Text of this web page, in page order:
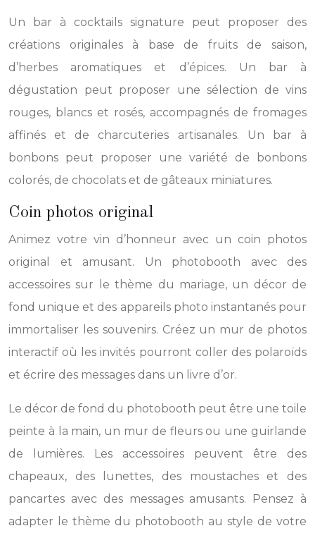
Un bar à cocktails signature peut proposer des
créations originales à base de fruits de saison,
d’herbes aromatiques et d’épices. Un bar à
dégustation peut proposer une sélection de vins
rouges, blancs et rosés, accompagnés de fromages
affinés et de charcuteries artisanales. Un bar à
bonbons peut proposer une variété de bonbons
colorés, de chocolats et de gâteaux miniatures.
Coin photos original
Animez votre vin d’honneur avec un coin photos
original et amusant. Un photobooth avec des
accessoires sur le thème du mariage, un décor de
fond unique et des appareils photo instantanés pour
immortaliser les souvenirs. Créez un mur de photos
interactif où les invités pourront coller des polaroïds
et écrire des messages dans un livre d’or.
Le décor de fond du photobooth peut être une toile
peinte à la main, un mur de fleurs ou une guirlande
de lumières. Les accessoires peuvent être des
chapeaux, des lunettes, des moustaches et des
pancartes avec des messages amusants. Pensez à
adapter le thème du photobooth au style de votre